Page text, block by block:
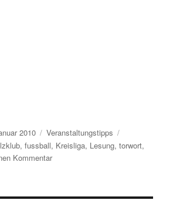
2010 Kategorien
Veranstaltungstipps
,fussball, Kreisliga, Lesung,torwort,
Kommentarzu
TORWORT-